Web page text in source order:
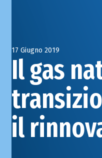
17 Giugno 2019
Il gas
il